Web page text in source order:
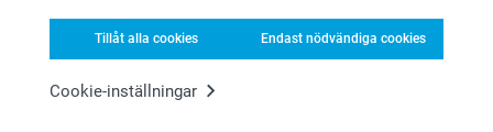
Tillåt alla cookies Endast nödvändiga cookies
Cookie-inställningar
några frågor eller funderingar kring din beställning,
vår hemsida mm - så ska vi försöka hjälpa dig på
Önskar dig en fin dag.
Väldigt fin